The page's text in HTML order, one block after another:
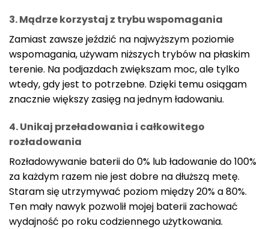
3. Mądrze korzystaj z trybu wspomagania
Zamiast zawsze jeździć na najwyższym poziomie
wspomagania, używam niższych trybów na płaskim
terenie. Na podjazdach zwiększam moc, ale tylko
wtedy, gdy jest to potrzebne. Dzięki temu osiągam
znacznie większy zasięg na jednym ładowaniu.
4. Unikaj przeładowania i całkowitego
rozładowania
Rozładowywanie baterii do 0% lub ładowanie do 100%
za każdym razem nie jest dobre na dłuższą metę.
Staram się utrzymywać poziom między 20% a 80%.
Ten mały nawyk pozwolił mojej baterii zachować
wydajność po roku codziennego użytkowania.